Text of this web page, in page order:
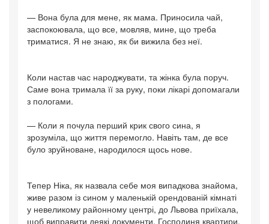
— Вона була для мене, як мама. Приносила чай,
заспокоювала, що все, мовляв, мине, що треба
триматися. Я не знаю, як би вижила без неї.
Коли настав час народжувати, та жінка була поруч.
Саме вона тримала її за руку, поки лікарі допомагали
з пологами.
— Коли я почула перший крик свого сина, я
зрозуміла, що життя перемогло. Навіть там, де все
було зруйноване, народилося щось нове.
Тепер Ніка, як назвала себе моя випадкова знайома,
живе разом із сином у маленькій орендованій кімнаті
у невеликому районному центрі, до Львова приїхала,
щоб виправити деякі документи. Господиня квартири,